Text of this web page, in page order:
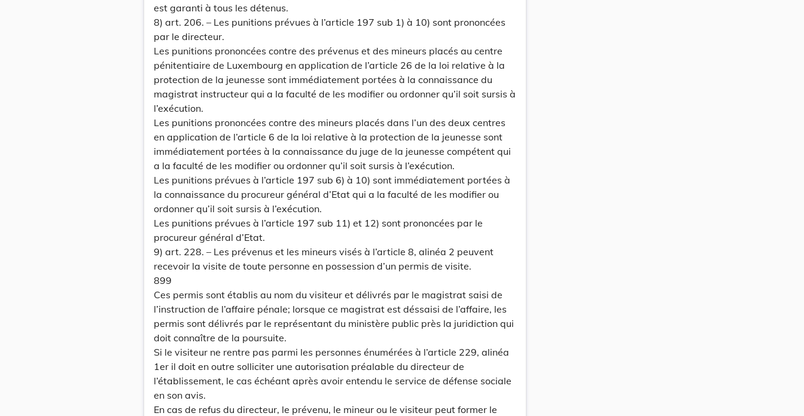
est garanti à tous les détenus.
8) art. 206. – Les punitions prévues à l’article 197 sub 1) à 10) sont prononcées
par le directeur.
Les punitions prononcées contre des prévenus et des mineurs placés au centre
pénitentiaire de Luxembourg en application de l’article 26 de la loi relative à la
protection de la jeunesse sont immédiatement portées à la connaissance du
magistrat instructeur qui a la faculté de les modifier ou ordonner qu’il soit sursis à
l’exécution.
Les punitions prononcées contre des mineurs placés dans l’un des deux centres
en application de l’article 6 de la loi relative à la protection de la jeunesse sont
immédiatement portées à la connaissance du juge de la jeunesse compétent qui
a la faculté de les modifier ou ordonner qu’il soit sursis à l’exécution.
Les punitions prévues à l’article 197 sub 6) à 10) sont immédiatement portées à
la connaissance du procureur général d’Etat qui a la faculté de les modifier ou
ordonner qu’il soit sursis à l’exécution.
Les punitions prévues à l’article 197 sub 11) et 12) sont prononcées par le
procureur général d’Etat.
9) art. 228. – Les prévenus et les mineurs visés à l’article 8, alinéa 2 peuvent
recevoir la visite de toute personne en possession d’un permis de visite.
899
Ces permis sont établis au nom du visiteur et délivrés par le magistrat saisi de
l’instruction de l’affaire pénale; lorsque ce magistrat est déssaisi de l’affaire, les
permis sont délivrés par le représentant du ministère public près la juridiction qui
doit connaître de la poursuite.
Si le visiteur ne rentre pas parmi les personnes énumérées à l’article 229, alinéa
1er il doit en outre solliciter une autorisation préalable du directeur de
l’établissement, le cas échéant après avoir entendu le service de défense sociale
en son avis.
En cas de refus du directeur, le prévenu, le mineur ou le visiteur peut former le